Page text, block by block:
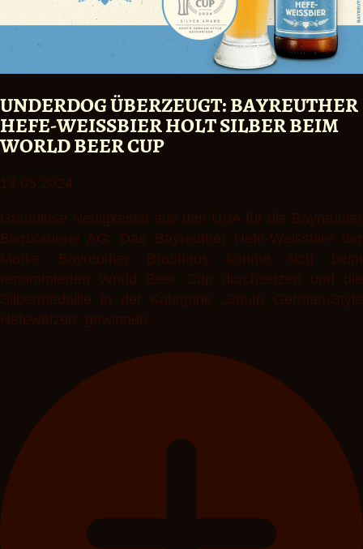
UNDERDOG ÜBERZEUGT: BAYREUTHER
HEFE-WEISSBIER HOLT SILBER BEIM
WORLD BEER CUP
13.05.2024
Grandiose Neuigkeiten aus den USA für die Bayreuther
Bierbrauerei AG: Das Bayreuther Hefe-Weissbier der
Marke Bayreuther Brauhaus konnte sich beim
renommierten World Beer Cup durchsetzen und die
Silbermedaille in der Kategorie „South German-Style
Hefeweizen“ gewinnen.